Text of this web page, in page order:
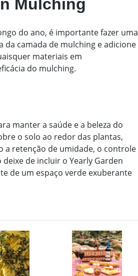
Mulching
do ano, é importante fazer uma
camada de mulching e adicione
materiais em
do mulching.
manter a saúde e a beleza do
o solo ao redor das plantas,
a retenção de umidade, o controle
de incluir o Yearly Garden
de um espaço verde exuberante